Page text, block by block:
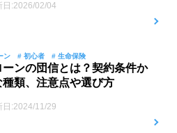
日:2026/02/04
ン # 初心者 # 生命保険
ーンの団信とは？契約条件か
種類、注意点や選び方
日:2024/11/29